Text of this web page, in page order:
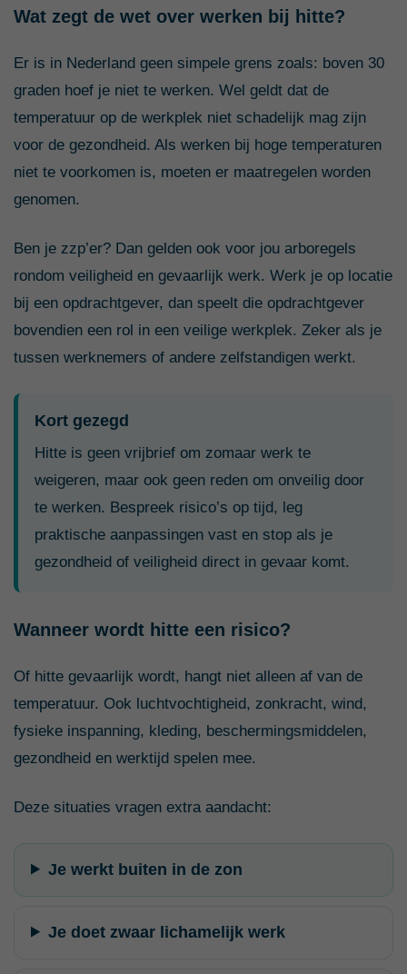
Wat zegt de wet over werken bij hitte?
Er is in Nederland geen simpele grens zoals: boven 30
graden hoef je niet te werken. Wel geldt dat de
temperatuur op de werkplek niet schadelijk mag zijn
voor de gezondheid. Als werken bij hoge temperaturen
niet te voorkomen is, moeten er maatregelen worden
genomen.
Ben je zzp’er? Dan gelden ook voor jou arboregels
rondom veiligheid en gevaarlijk werk. Werk je op locatie
bij een opdrachtgever, dan speelt die opdrachtgever
bovendien een rol in een veilige werkplek. Zeker als je
tussen werknemers of andere zelfstandigen werkt.
Kort gezegd
Hitte is geen vrijbrief om zomaar werk te
weigeren, maar ook geen reden om onveilig door
te werken. Bespreek risico’s op tijd, leg
praktische aanpassingen vast en stop als je
gezondheid of veiligheid direct in gevaar komt.
Wanneer wordt hitte een risico?
Of hitte gevaarlijk wordt, hangt niet alleen af van de
temperatuur. Ook luchtvochtigheid, zonkracht, wind,
fysieke inspanning, kleding, beschermingsmiddelen,
gezondheid en werktijd spelen mee.
Deze situaties vragen extra aandacht:
Je werkt buiten in de zon
Je doet zwaar lichamelijk werk